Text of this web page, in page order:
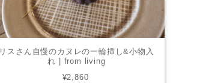
リスさん自慢のカヌレの一輪挿し&小物入
れ | from living
¥2,860